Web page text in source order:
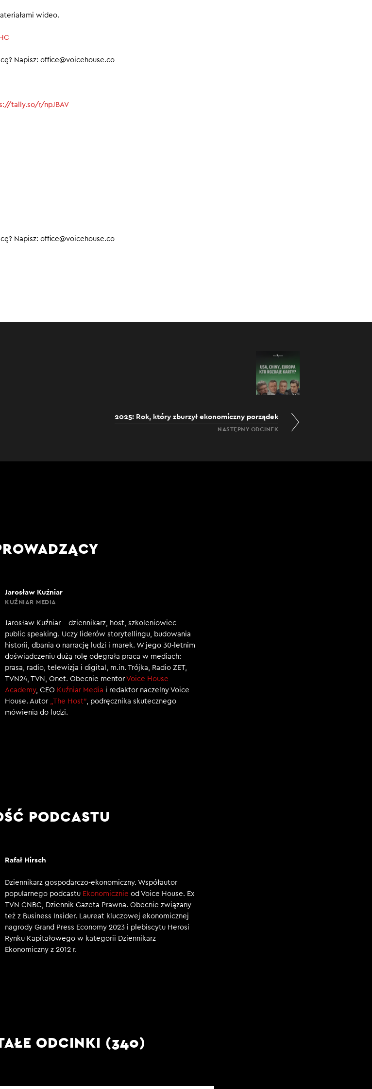
wideo.
Napisz: office@voicehouse.co
tally.so/r/npJBAV
Napisz: office@voicehouse.co
2025: Rok, który zburzył ekonomiczny porządek
NASTĘPNY ODCINEK
Jarosław Kuźniar
KUŹNIAR MEDIA
Jarosław Kuźniar – dziennikarz, host, szkoleniowiec
public speaking. Uczy liderów storytellingu, budowania
historii, dbania o narrację ludzi i marek. W jego 30-letnim
doświadczeniu dużą rolę odegrała praca w mediach:
prasa, radio, telewizja i digital, m.in. Trójka, Radio ZET,
TVN24, TVN, Onet. Obecnie mentorVoice House
Academy, CEO Kuźniar Media i redaktor naczelny Voice
House. Autor „The Host”, podręcznika skutecznego
mówienia do ludzi.
PODCASTU
Rafał Hirsch
Dziennikarz gospodarczo-ekonomiczny. Współautor
popularnego podcastu Ekonomicznie od Voice House. Ex
TVN CNBC, Dziennik Gazeta Prawna. Obecnie związany
też z Business Insider. Laureat kluczowej ekonomicznej
nagrody Grand Press Economy 2023 i plebiscytu Herosi
Rynku Kapitałowego w kategorii Dziennikarz
Ekonomiczny z 2012 r.
ODCINKI (340)